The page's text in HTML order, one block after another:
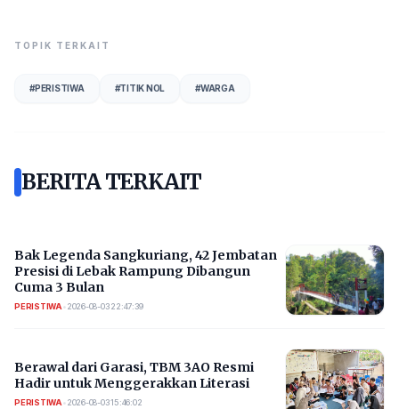
TOPIK TERKAIT
#PERISTIWA #TITIK NOL #WARGA
BERITA TERKAIT
Bak Legenda Sangkuriang, 42 Jembatan
Presisi di Lebak Rampung Dibangun
Cuma 3 Bulan
PERISTIWA• 2026-08-03 22:47:39
Berawal dari Garasi, TBM 3AO Resmi
Hadir untuk Menggerakkan Literasi
PERISTIWA• 2026-08-03 15:46:02